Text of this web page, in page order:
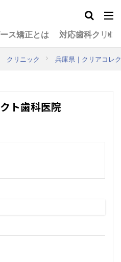
ス矯正とは 対応歯科クリニ
クリニック 兵庫県｜クリアコレ
ト歯科医院